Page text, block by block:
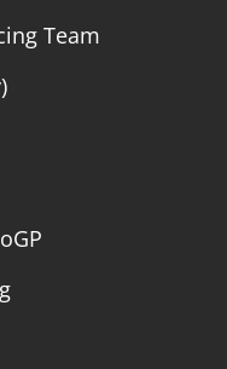
Team